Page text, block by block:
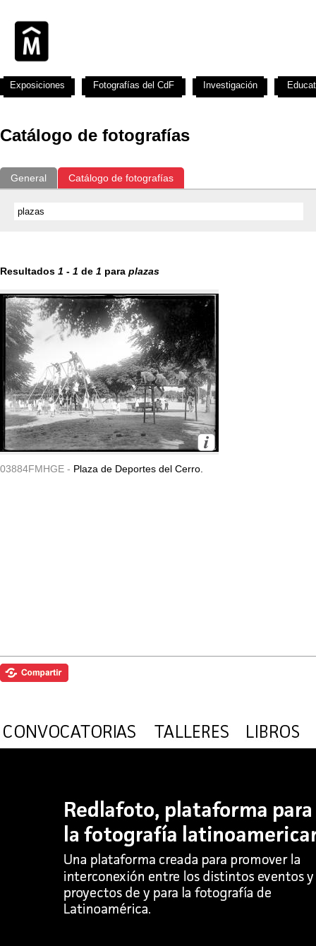
Catálogo de fotografías
General Catálogo de fotografías
Resultados 1 - 1 de 1 para plazas
03884FMHGE - Plaza de Deportes del Cerro.
Exposiciones Fotografías del CdF Investigación